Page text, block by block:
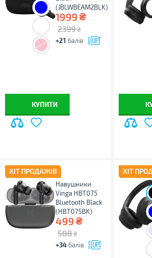
(JBLWBEAM2BLK)
1999₴
2399 ₴
+21 балів
КУПИТИ
ХІТ ПРОДАЖІВ
Навушники
Vinga HBT075
Bluetooth Black
(HBT075BK)
499₴
588 ₴
+34 балів
ХІТ